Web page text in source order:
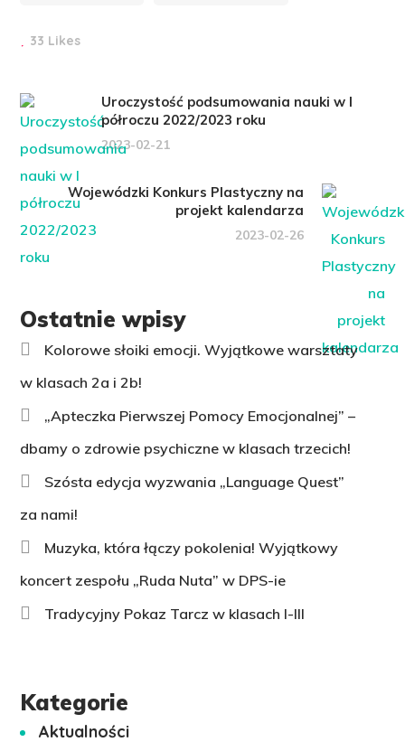
33 Likes
Uroczystość podsumowania nauki w I
półroczu 2022/2023 roku
2023-02-21
Wojewódzki Konkurs Plastyczny na
projekt kalendarza
2023-02-26
Ostatnie wpisy
Kolorowe słoiki emocji. Wyjątkowe warsztaty
w klasach 2a i 2b!
„Apteczka Pierwszej Pomocy Emocjonalnej” –
dbamy o zdrowie psychiczne w klasach trzecich!
Szósta edycja wyzwania „Language Quest”
za nami!
Muzyka, która łączy pokolenia! Wyjątkowy
koncert zespołu „Ruda Nuta” w DPS-ie
Tradycyjny Pokaz Tarcz w klasach I-III
Kategorie
Aktualności